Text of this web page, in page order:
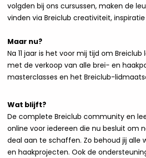
volgden bij ons cursussen, maken de
vinden via Breiclub creativiteit, inspiratie
Maar nu?
Na 11 jaar is het voor mij tijd om
met de verkoop van alle brei- en
masterclasses en het Breiclub-
Wat blijft?
De complete Breiclub community en
online voor iedereen die nu besluit om
deal aan te schaffen. Zo behoud jij alle
en haakprojecten. Ook de